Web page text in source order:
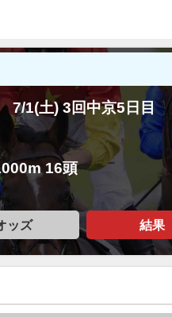
7/1(土) 3回中京5日目
16頭
ッズ 結果